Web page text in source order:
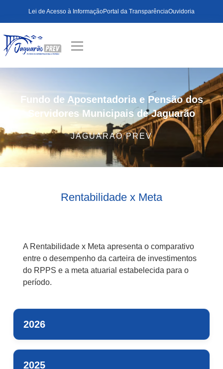
Lei de Acesso à InformaçãoPortal da TransparênciaOuvidoria
Fundo de Aposentadoria e Pensão dos
Servidores Municipais de Jaguarão
JAGUARAO PREV
Rentabilidade x Meta
A Rentabilidade x Meta apresenta o comparativo
entre o desempenho da carteira de investimentos
do RPPS e a meta atuarial estabelecida para o
período.
2026
2025